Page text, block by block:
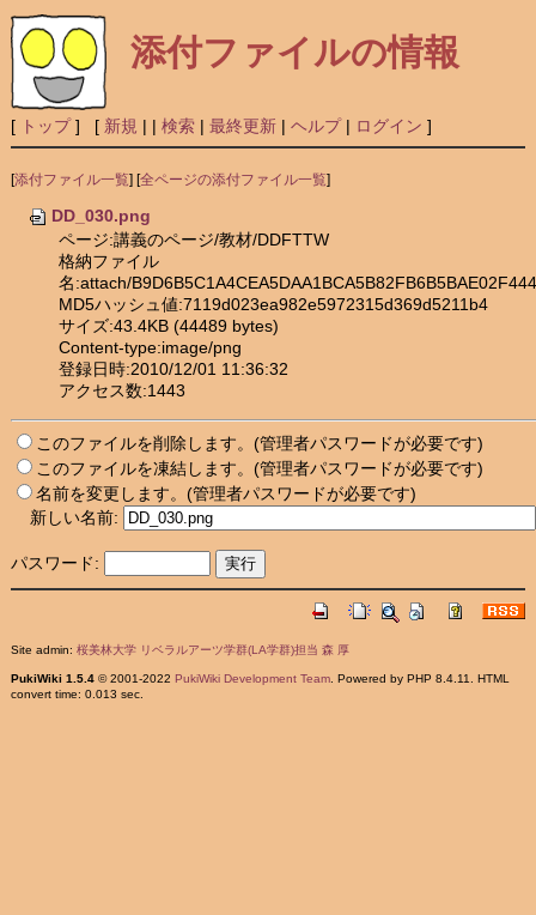
添付ファイルの情報
[ トップ] [ 新規 | | 検索| 最終更新| ヘルプ| ログイン ]
[添付ファイル一覧] [全ページの添付ファイル一覧]
DD_030.png
ページ:講義のページ/教材/DDFTTW
格納ファイル
名:attach/
MD5ハッシュ値:7119d023ea982e5972315d369d5211b4
サイズ:43.4KB (44489 bytes)
Content-type:image/png
登録日時:2010/12/01 11:36:32
アクセス数:1443
このファイルを削除します。(管理者パスワードが必要です)
このファイルを凍結します。(管理者パスワードが必要です)
名前を変更します。(管理者パスワードが必要です)
新しい名前:
パスワード:
Site admin: 桜美林大学 リベラルアーツ学群(LA学群)担当 森 厚
PukiWiki 1.5.4© 2001-2022 PukiWiki Development Team. Powered by PHP 8.4.11. HTML
convert time: 0.013 sec.